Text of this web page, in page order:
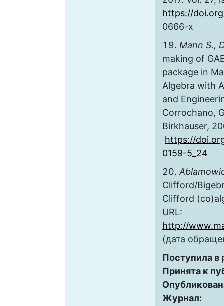
https://
0666-x
Mann S.,
making of
package in
Algebra with
and
Corrochano,
Birkhauser,
https://
0159-5_24
Clifford/
Clifford
URL:
http://
(дата
Поступила
Принята к
Журнал: